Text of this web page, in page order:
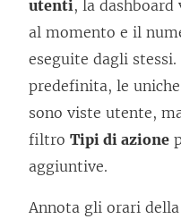
utenti, la
al momento e il
eseguite dagli
predefinita, le
sono viste utente,
filtro Tipi di azione
aggiuntive.
Annota gli orari